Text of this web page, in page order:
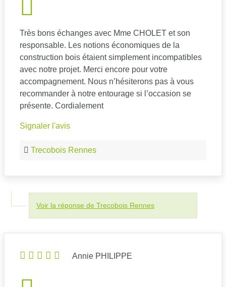
Très bons échanges avec Mme CHOLET et son
responsable. Les notions économiques de la
construction bois étaient simplement incompatibles
avec notre projet. Merci encore pour votre
accompagnement. Nous n’hésiterons pas à vous
recommander à notre entourage si l’occasion se
présente. Cordialement
Signaler l'avis
Trecobois Rennes
Voir la réponse de Trecobois Rennes
Annie PHILIPPE